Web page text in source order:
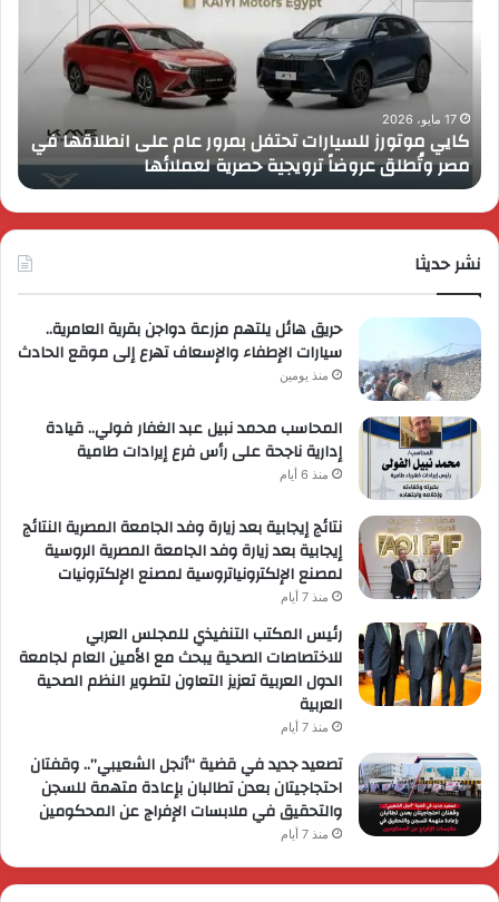
تحتفل
عام
انطلاقها
في
مصر
وتُطلق
عروضاً
ترويجية
حصرية
17 مايو، 2026
كايي موتورز للسيارات تحتفل بمرور عام على انطلاقها في
مصر وتُطلق عروضاً ترويجية حصرية لعملائها
نشر حديثا
حريق هائل يلتهم مزرعة دواجن بقرية العامرية..
سيارات الإطفاء والإسعاف تهرع إلى موقع الحادث
منذ يومين
المحاسب محمد نبيل عبد الغفار فولي.. قيادة
إدارية ناجحة على رأس فرع إيرادات طامية
منذ 6 أيام
نتائج إيجابية بعد زيارة وفد الجامعة المصرية النتائج
إيجابية بعد زيارة وفد الجامعة المصرية الروسية
لمصنع الإلكترونياتروسية لمصنع الإلكترونيات
منذ 7 أيام
رئيس المكتب التنفيذي للمجلس العربي
للاختصاصات الصحية يبحث مع الأمين العام لجامعة
الدول العربية تعزيز التعاون لتطوير النظم الصحية
العربية
منذ 7 أيام
تصعيد جديد في قضية “أنجل الشعيبي”.. وقفتان
احتجاجيتان بعدن تطالبان بإعادة متهمة للسجن
والتحقيق في ملابسات الإفراج عن المحكومين
منذ 7 أيام